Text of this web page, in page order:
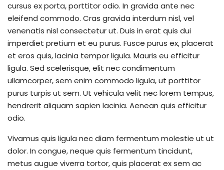
cursus ex porta, porttitor odio. In gravida ante nec
eleifend commodo. Cras gravida interdum nisl, vel
venenatis nisl consectetur ut. Duis in erat quis dui
imperdiet pretium et eu purus. Fusce purus ex, placerat
et eros quis, lacinia tempor ligula. Mauris eu efficitur
ligula. Sed scelerisque, elit nec condimentum
ullamcorper, sem enim commodo ligula, ut porttitor
purus turpis ut sem. Ut vehicula velit nec lorem tempus,
hendrerit aliquam sapien lacinia. Aenean quis efficitur
odio.
Vivamus quis ligula nec diam fermentum molestie ut ut
dolor. In congue, neque quis fermentum tincidunt,
metus augue viverra tortor, quis placerat ex sem ac